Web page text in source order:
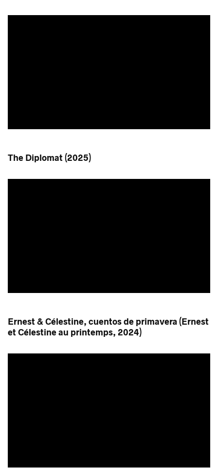
The Diplomat (2025)
Ernest & Célestine, cuentos de primavera (Ernest
et Célestine au printemps, 2024)